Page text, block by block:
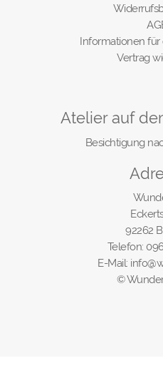
Informationen
Vertrag
Atelier auf
Besichtigung
92262
Telefon:
E-Mail:
©